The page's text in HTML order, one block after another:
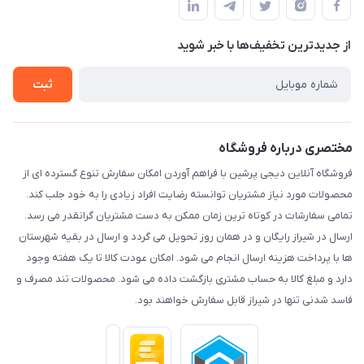
لیست محصولات
درباره ما
حریم خصوصی
راهنما
از جدید‌ترین تخفیف‌ها با‌ خبر شوید
ثبت
مختصری درباره فروشگاه
فروشگاه آنلاین دیجی پرشین با فراهم آوردن امکان سفارش تنوع گسترده ای از
محصولات مورد نیاز مشتریان توانسته رضایت افراد زیادی را به خود جلب کند.
تمامی سفارشات در کوتاه ترین زمان ممکن به دست مشتریان گرانقدر می رسد.
ارسال در شیراز رایگان و در همان روز تحویل می گردد و ارسال در بقیه شهرستان
ها با پرداخت هزینه ارسال انجام می شود. امکان عودت کالا تا یک هفته وجود
دارد و مبلغ کالا به حساب مشتری بازگشت داده می شود. محصولات تند مصرف و
فاسد شدنی تنها در شیراز قابل سفارش خواهند بود.